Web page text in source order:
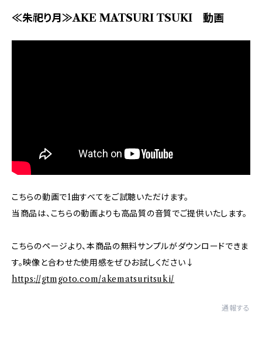
≪朱祀り月≫AKE MATSURI TSUKI 動画
こちらの動画で1曲すべてをご試聴いただけます。
当商品は、こちらの動画よりも高品質の音質でご提供いたします。
こちらのページより、本商品の無料サンプルがダウンロードできま
す。映像と合わせた使用感をぜひお試しください↓
https://gtmgoto.com/akematsuritsuki/
通報する